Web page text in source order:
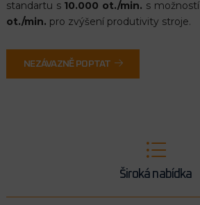
standartu s 10.000 ot./min. s možností
ot./min. pro zvýšení produtivity stroje.
NEZÁVAZNĚ POPTAT
Široká nabídka